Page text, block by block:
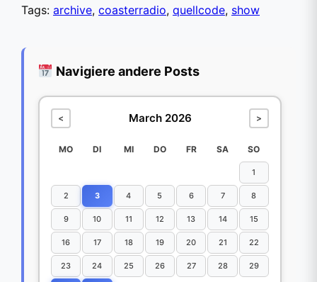
Tags: archive, coasterradio, quellcode, show
Navigiere andere Posts
< March 2026 >
MO DI MI DO FR SA SO
1
2 3 4 5 6 7 8
9 10 11 12 13 14 15
16 17 18 19 20 21 22
23 24 25 26 27 28 29